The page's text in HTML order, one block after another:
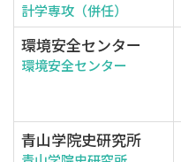
計学専攻（併任）
環境安全センター
環境安全センター
青山学院史研究所